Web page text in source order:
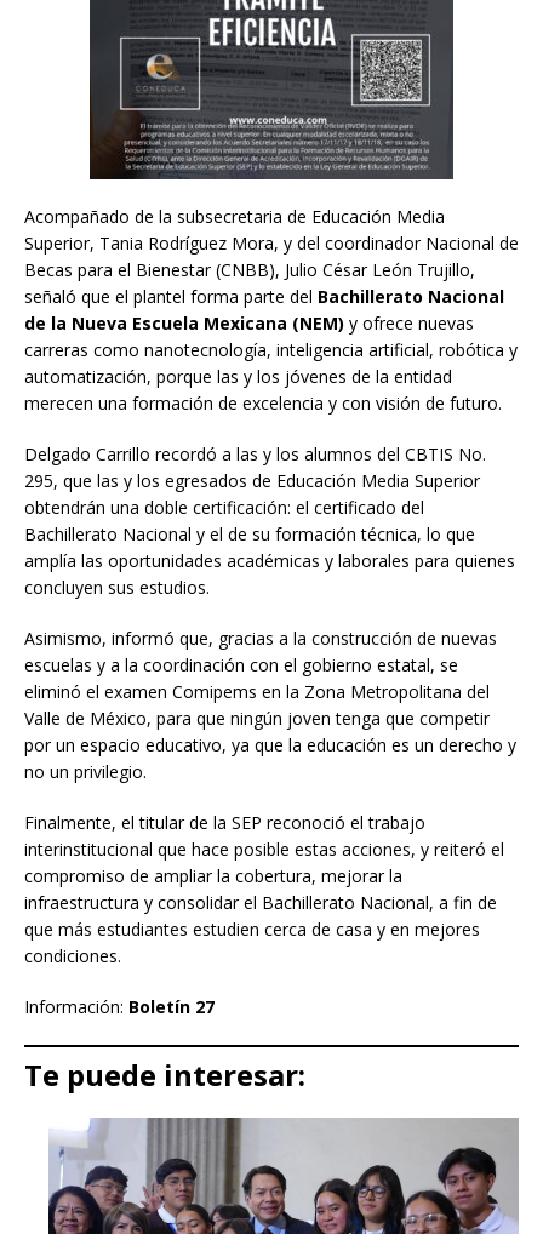
Acompañado de la subsecretaria de Educación Media
Superior, Tania Rodríguez Mora, y del coordinador Nacional de
Becas para el Bienestar (CNBB), Julio César León Trujillo,
señaló que el plantel forma parte del Bachillerato Nacional
de la Nueva Escuela Mexicana (NEM) y ofrece nuevas
carreras como nanotecnología, inteligencia artificial, robótica y
automatización, porque las y los jóvenes de la entidad
merecen una formación de excelencia y con visión de futuro.
Delgado Carrillo recordó a las y los alumnos del CBTIS No.
295, que las y los egresados de Educación Media Superior
obtendrán una doble certificación: el certificado del
Bachillerato Nacional y el de su formación técnica, lo que
amplía las oportunidades académicas y laborales para quienes
concluyen sus estudios.
Asimismo, informó que, gracias a la construcción de nuevas
escuelas y a la coordinación con el gobierno estatal, se
eliminó el examen Comipems en la Zona Metropolitana del
Valle de México, para que ningún joven tenga que competir
por un espacio educativo, ya que la educación es un derecho y
no un privilegio.
Finalmente, el titular de la SEP reconoció el trabajo
interinstitucional que hace posible estas acciones, y reiteró el
compromiso de ampliar la cobertura, mejorar la
infraestructura y consolidar el Bachillerato Nacional, a fin de
que más estudiantes estudien cerca de casa y en mejores
condiciones.
Información: Boletín 27
Te puede interesar: